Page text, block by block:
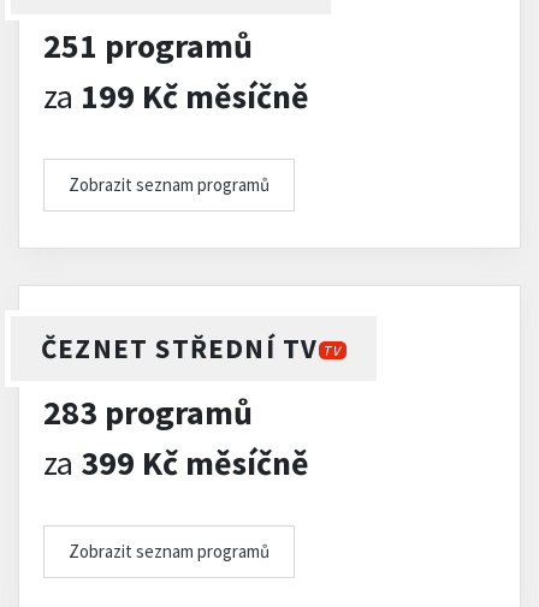
251 programů
za 199 Kč měsíčně
Zobrazit seznam programů
ČEZNET STŘEDNÍ TV TV
283 programů
za 399 Kč měsíčně
Zobrazit seznam programů